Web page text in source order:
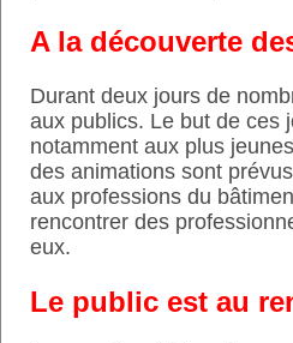
A la découverte
Durant deux jours de
aux publics. Le but de ces
notamment aux plus
des animations sont
aux professions du
rencontrer des
eux.
Le public est au